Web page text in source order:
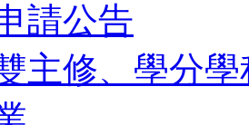
請公告
主修、學分